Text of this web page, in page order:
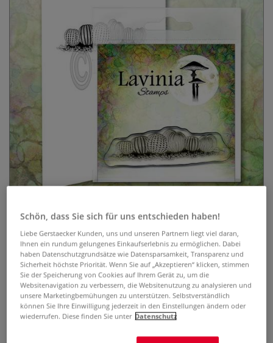
Lavinia Stempel, Urchins
0 Bewertungen
Der transparente Lavinia Stempel ist optimal geeignet, um
mit Hilfe eines Acryl-Stempelblocks zauberhafte Karten,
Einladungen, Scrapbooks u.v.m. zu gestalten. Selbsthaftend
und wiederverwendbar.
Mehr
9,03 €
Schön, dass Sie sich für uns entschieden haben!
Liebe Gerstaecker Kunden, uns und unseren Partnern liegt viel daran,
Ihnen ein rundum gelungenes Einkaufserlebnis zu ermöglichen. Dabei
haben Datenschutzgrundsätze wie Datensparsamkeit, Transparenz und
Sicherheit höchste Priorität. Wenn Sie auf „Akzeptieren“ klicken, stimmen
Sie der Speicherung von Cookies auf Ihrem Gerät zu, um die
Websitenavigation zu verbessern, die Websitenutzung zu analysieren und
unsere Marketingbemühungen zu unterstützen. Selbstverständlich
können Sie Ihre Einwilligung jederzeit in den Einstellungen ändern oder
wiederrufen. Diese finden Sie unter Datenschutz